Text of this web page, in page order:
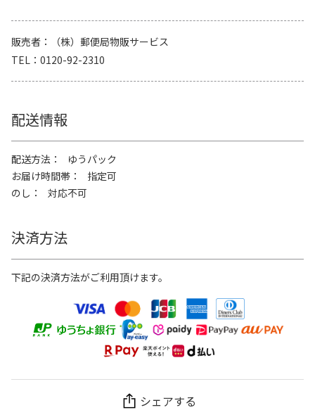
販売者
（株）郵便局物販サービス
TEL
0120-92-2310
配送情報
配送方法
ゆうパック
お届け時間帯
指定可
のし
対応不可
決済方法
下記の決済方法がご利用頂けます。
シェアする